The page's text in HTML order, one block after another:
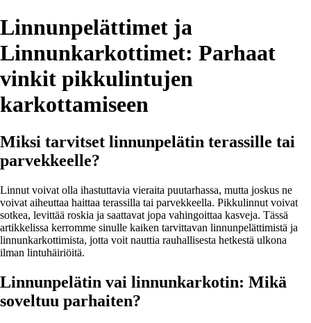
Linnunpelättimet ja
Linnunkarkottimet: Parhaat
vinkit pikkulintujen
karkottamiseen
Miksi tarvitset linnunpelätin terassille tai
parvekkeelle?
Linnut voivat olla ihastuttavia vieraita puutarhassa, mutta joskus ne
voivat aiheuttaa haittaa terassilla tai parvekkeella. Pikkulinnut voivat
sotkea, levittää roskia ja saattavat jopa vahingoittaa kasveja. Tässä
artikkelissa kerromme sinulle kaiken tarvittavan linnunpelättimistä ja
linnunkarkottimista, jotta voit nauttia rauhallisesta hetkestä ulkona
ilman lintuhäiriöitä.
Linnunpelätin vai linnunkarkotin: Mikä
soveltuu parhaiten?